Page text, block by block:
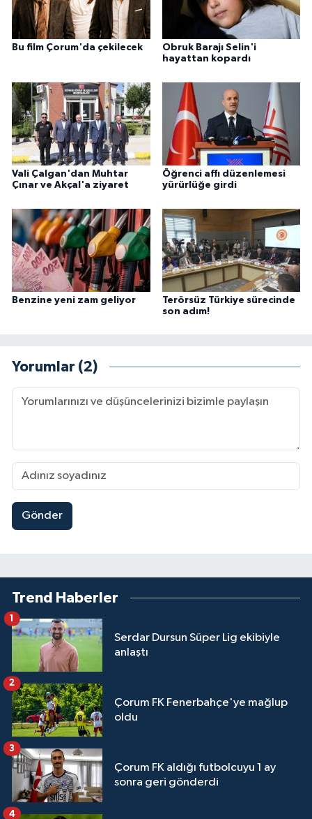
Bu film Çorum'da çekilecek
Obruk Barajı Selin'i
hayattan kopardı
Vali Çalgan'dan Muhtar
Çınar ve Akçal'a ziyaret
Öğrenci affı düzenlemesi
yürürlüğe girdi
Benzine yeni zam geliyor
Terörsüz Türkiye sürecinde
son adım!
Yorumlar (2)
Gönder
Trend Haberler
Serdar Dursun Süper Lig ekibiyle
anlaştı
1
Çorum FK Fenerbahçe'ye mağlup
oldu
2
Çorum FK aldığı futbolcuyu 1 ay
sonra geri gönderdi
3
4